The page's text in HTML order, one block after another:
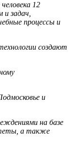
12
и задач,
процессы и
создают
и
на базе
а также